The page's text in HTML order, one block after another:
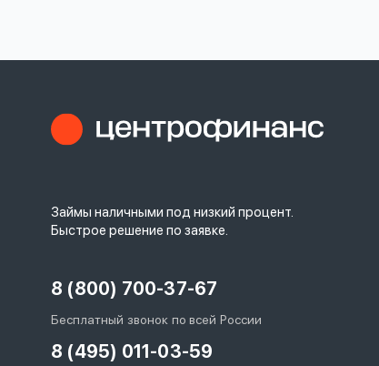
Займы наличными под низкий процент.
Быстрое решение по заявке.
8 (800) 700-37-67
Бесплатный звонок по всей России
8 (495) 011-03-59
Войти под другим номером